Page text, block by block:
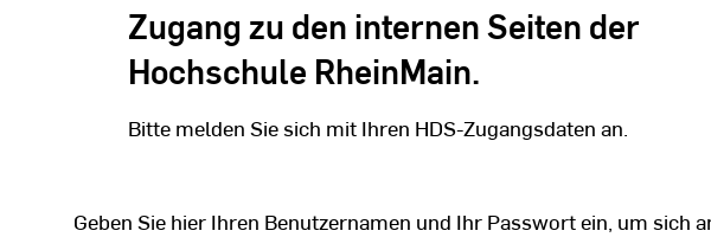
Zugang zu den internen Seiten der
Hochschule RheinMain.
Bitte melden Sie sich mit Ihren HDS-Zugangsdaten an.
Geben Sie hier Ihren Benutzernamen und Ihr Passwort ein, um sich